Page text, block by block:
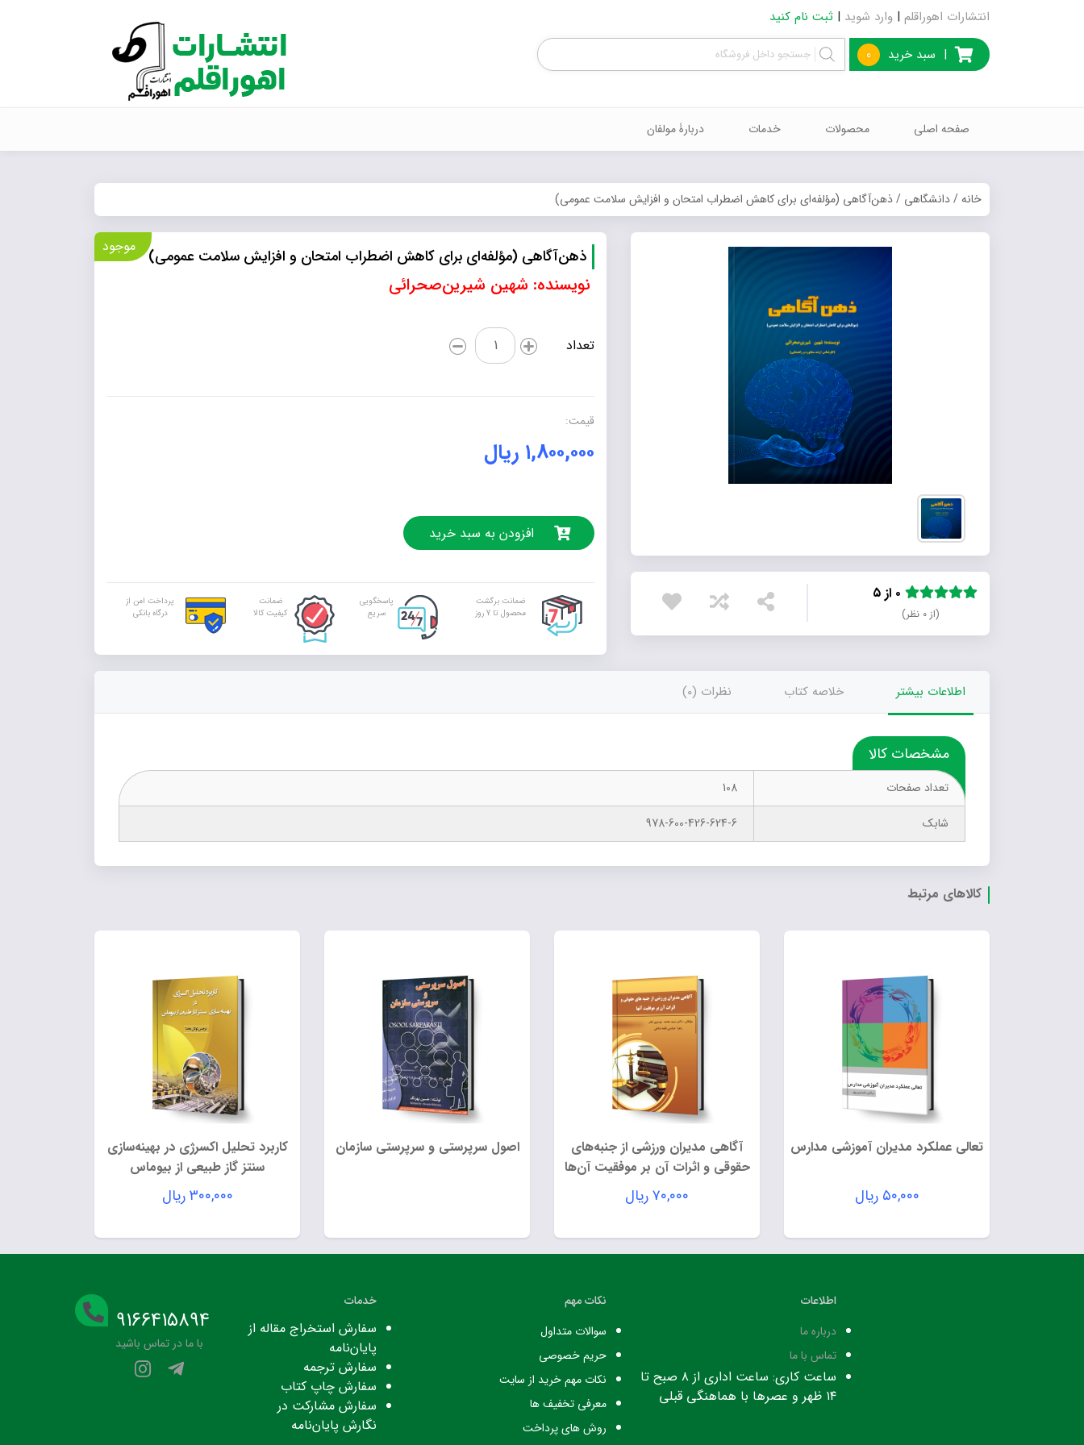
انتشارات اهوراقلم | وارد شوید | ثبت نام کنید
| سبد خرید 0
Products
search
صفحه اصلی محصولات خدمات دربارۀ مولفان
خانه/دانشگاهی / ذهن‌آگاهی (مؤلفه‌ای برای کاهش اضطراب امتحان و افزایش سلامت عمومی)
(از ۰ نظر)
موجود ذهن‌آگاهی (مؤلفه‌ای برای کاهش اضطراب امتحان و افزایش سلامت عمومی)
نویسنده: شهین شیرین‌صحرائی
تعداد
ذهن‌آگاهی
(مؤلفه‌ای
کاهش
و
افزایش
عدد
قیمت:
۱,۸۰۰,۰۰۰ ریال
افزودن به سبد خرید
ضمانت برگشت
محصول تا 7 روز
پاسخگویی
سریع
ضمانت
کیفیت کالا
پرداخت امن از
درگاه بانکی
اطلاعات بیشتر خلاصه کتاب نظرات (0)
مشخصات کالا
تعداد صفحات
108
شابک
978-600-426-624-6
کالاهای مرتبط
تعالی عملکرد مدیران آموزشی مدارس
۵۰,۰۰۰ ریال
آگاهی مدیران ورزشی از جنبه‌های
حقوقی و اثرات آن بر موفقیت آن‌ها
۷۰,۰۰۰ریال
اصول سرپرستی و سرپرستی سازمان
کاربرد تحلیل اکسرژی در بهینه‌سازی
سنتز گاز طبیعی از بیوماس
۳۰۰,۰۰۰ریال
اطلاعات
درباره ما
تماس با ما
ساعت کاری: ساعت اداری از ۸ صبح تا
۱۴ ظهر و عصرها با هماهنگی قبلی
نکات مهم
سوالات متداول
حریم خصوصی
نکات مهم خرید از سایت
معرفی تخفیف ها
روش های پرداخت
خدمات
سفارش استخراج مقاله از
پایان‌نامه
سفارش ترجمه
سفارش چاپ کتاب
سفارش مشارکت در
نگارش پایان‌نامه
۹۱۶۶۴۱۵۸۹۴
با ما در تماس باشید